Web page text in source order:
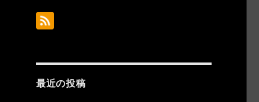
最近の投稿